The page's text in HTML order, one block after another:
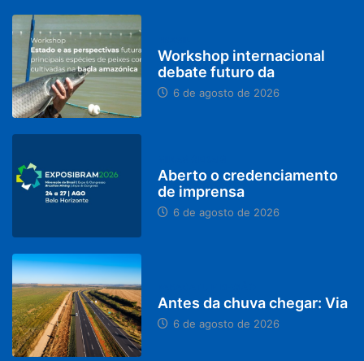
Workshop internacional
debate futuro da
6 de agosto de 2026
Aberto o credenciamento
de imprensa
6 de agosto de 2026
Antes da chuva chegar: Via
6 de agosto de 2026